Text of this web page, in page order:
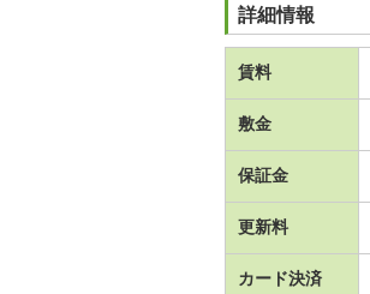
詳細情報
賃料
敷金
保証金
更新料
カード決済